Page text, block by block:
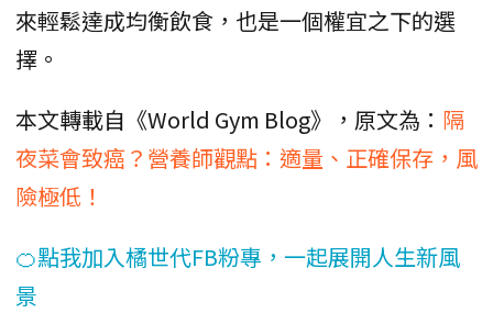
來輕鬆達成均衡飲食，也是一個權宜之下的選
擇。
本文轉載自《World Gym Blog》，原文為： 隔
夜菜會致癌？營養師觀點：適量、正確保存，風
險極低！
🍊點我加入橘世代FB粉專，一起展開人生新風
景